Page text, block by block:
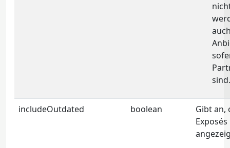
sind.
includeOutdated boolean
Gibt an,